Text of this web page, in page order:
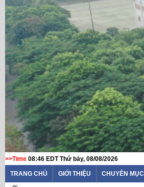
>>Time 08:46 EDT Thứ bảy, 08/08/2026
TRANG CHỦ GIỚI THIỆU CHUYÊN MỤC